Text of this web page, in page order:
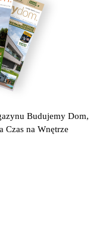
Budujemy Dom,
Czas na Wnętrze